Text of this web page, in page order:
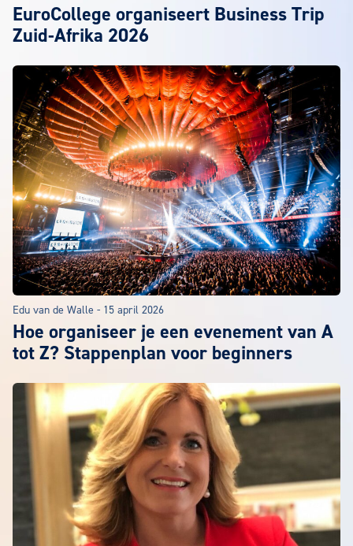
EuroCollege organiseert Business Trip
Zuid-Afrika 2026
Edu van de Walle - 15 april 2026
Hoe organiseer je een evenement van A
tot Z? Stappenplan voor beginners